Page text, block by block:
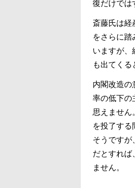
復だけでは
斎藤氏は経
をさらに
いますが、
も出てくる
内閣改造の
率の低下の
思えません
を投了する
そうですが
だとすれば
ません。